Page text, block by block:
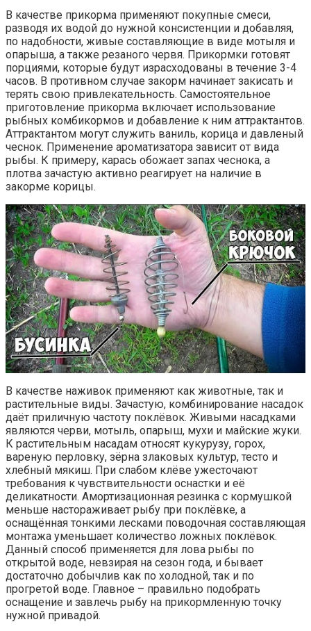
В качестве прикорма применяют покупные смеси,
разводя их водой до нужной консистенции и добавляя,
по надобности, живые составляющие в виде мотыля и
опарыша, а также резаного червя. Прикормки готовят
порциями, которые будут израсходованы в течение 3-4
часов. В противном случае закорм начинает закисать и
терять свою привлекательность. Самостоятельное
приготовление прикорма включает использование
рыбных комбикормов и добавление к ним аттрактантов.
Аттрактантом могут служить ваниль, корица и давленый
чеснок. Применение ароматизатора зависит от вида
рыбы. К примеру, карась обожает запах чеснока, а
плотва зачастую активно реагирует на наличие в
закорме корицы.
В качестве наживок применяют как животные, так и
растительные виды. Зачастую, комбинирование насадок
даёт приличную частоту поклёвок. Живыми насадками
являются черви, мотыль, опарыш, мухи и майские жуки.
К растительным насадам относят кукурузу, горох,
вареную перловку, зёрна злаковых культур, тесто и
хлебный мякиш. При слабом клёве ужесточают
требования к чувствительности оснастки и её
деликатности. Амортизационная резинка с кормушкой
меньше настораживает рыбу при поклёвке, а
оснащённая тонкими лесками поводочная составляющая
монтажа уменьшает количество ложных поклёвок.
Данный способ применяется для лова рыбы по
открытой воде, невзирая на сезон года, и бывает
достаточно добычлив как по холодной, так и по
прогретой воде. Главное – правильно подобрать
оснащение и завлечь рыбу на прикормленную точку
нужной привадой.